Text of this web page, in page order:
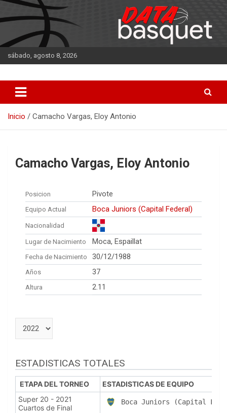
Saltar
al
contenido
sábado, agosto 8, 2026
DATA Basquet
Inicio Camacho Vargas, Eloy Antonio
Camacho Vargas, Eloy Antonio
Posicion Pivote
Equipo Actual Boca Juniors (Capital Federal)
Nacionalidad
Lugar de Nacimiento Moca, Espaillat
Fecha de Nacimiento 30/12/1988
Años 37
Altura 2.11
ESTADISTICAS TOTALES
ETAPA DEL TORNEO
ESTADISTICAS DE EQUIPO
Super 20 - 2021
Cuartos de Final
Boca Juniors (Capital